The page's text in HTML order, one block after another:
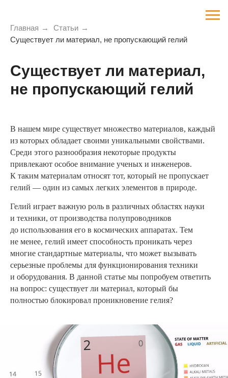
Главная → Статьи →
Существует ли материал, не пропускающий гелий
Существует ли материал,
не пропускающий гелий
В нашем мире существует множество материалов, каждый
из которых обладает своими уникальными свойствами.
Среди этого разнообразия некоторые продукты
привлекают особое внимание ученых и инженеров.
К таким материалам относят тот, который не пропускает
гелий — один из самых легких элементов в природе.
Гелий играет важную роль в различных областях науки
и техники, от производства полупроводников
до использования его в космических аппаратах. Тем
не менее, гелий имеет способность проникать через
многие стандартные материалы, что может вызывать
серьезные проблемы для функционирования техники
и оборудования. В данной статье мы попробуем ответить
на вопрос: существует ли материал, который бы
полностью блокировал проникновение гелия?